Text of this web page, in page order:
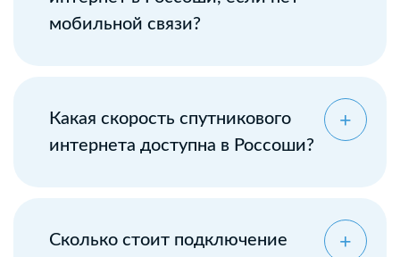
мобильной связи?
Какая скорость спутникового
интернета доступна в Россоши?
Сколько стоит подключение